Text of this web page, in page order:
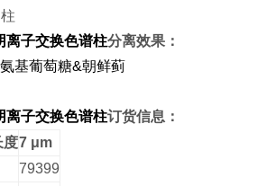
离子交换色谱柱分离效果：
基葡萄糖&朝鲜蓟
离子交换色谱柱订货信息：
度7 μm
79399